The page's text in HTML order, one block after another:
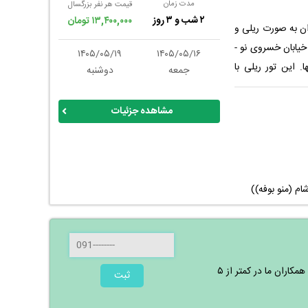
همدان به صورت ریلی و
خسروی نو -
این تور ریلی با
شما قصد ایجاد
ای مناسب
دلنشین لذت
(منو بوفه))
مدت زمان
۲ شب و ۳ روز
قیمت هر نفر بزرگسال
۱۳,۴۰۰,۰۰۰ تومان
۱۴۰۵/۰۵/۱۶
۱۴۰۵/۰۵/۱۹
جمعه
دوشنبه
مشاهده جزئیات
جهت کسب اطلاعات بیشتر و رزرو تور شماره تماس خود را وارد نمایید. همکاران ما در کمتر از ۵
ثبت